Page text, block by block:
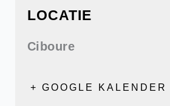
LOCATIE
Ciboure
+ GOOGLE KALENDER